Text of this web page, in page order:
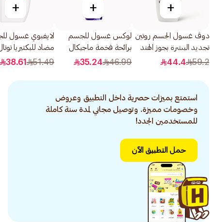
+
دوڤ غسول الجسم روتين
تجديد البشرة بجوز الهند
500مل
59.2
44.4
+
لوكس غسول للجسم
برائحة فخمة ماجيكال
أوركيد 500مل
46.99
35.24
+
لايفبوي غسول
500مل
51.49
38.61
استمتع بميزات حصرية داخل التطبيق وعروض
وخصومات مميزة. وتوصيل مجاني لمدة سنة كاملة
للمستخدمين الجدد!
حمل التطبيق الآن